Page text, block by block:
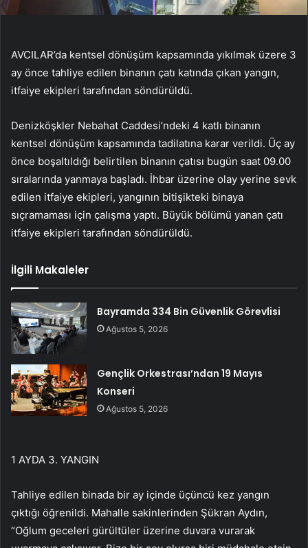
AVCILAR’da kentsel dönüşüm kapsamında yıkılmak üzere 3
ay önce tahliye edilen binanın çatı katında çıkan yangın,
itfaiye ekipleri tarafından söndürüldü.
Denizköşkler Nebahat Caddesi’ndeki 4 katlı binanın
kentsel dönüşüm kapsamında tadilatına karar verildi. Üç ay
önce boşaltıldığı belirtilen binanın çatısı bugün saat 09.00
sıralarında yanmaya başladı. İhbar üzerine olay yerine sevk
edilen itfaiye ekipleri, yangının bitişikteki binaya
sıçramaması için çalışma yaptı. Büyük bölümü yanan çatı
itfaiye ekipleri tarafından söndürüldü.
İlgili Makaleler
Bayramda 334 Bin Güvenlik Görevlisi
Ağustos 5, 2026
Gençlik Orkestrası’ndan 19 Mayıs
Konseri
Ağustos 5, 2026
1 AYDA 3. YANGIN
Tahliye edilen binada bir ay içinde üçüncü kez yangın
çıktığı öğrenildi. Mahalle sakinlerinden Şükran Aydın,
“Oğlum geceleri gürültüler üzerine duvara vurarak